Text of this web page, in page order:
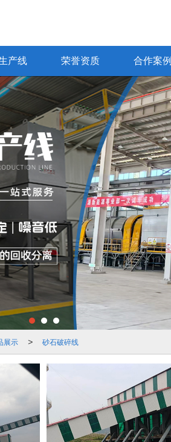
产线 荣誉资质 合作案例
展示 > 砂石破碎线